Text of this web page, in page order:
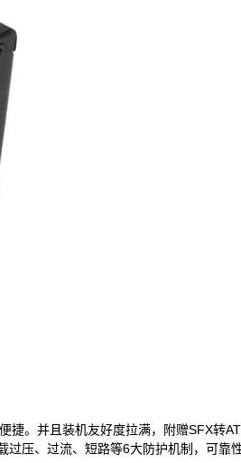
捷。并且装机友好度拉满，附赠SFX转
过压、过流、短路等6大防护机制，可靠